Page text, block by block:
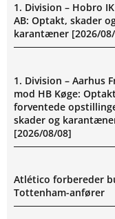
1. Division – Hobro
AB: Optakt, skader
karantæner [2026/
1. Division – Aarhus
mod HB Køge:
forventede
skader og
[2026/08/08]
Atlético forbereder
Tottenham-anfører